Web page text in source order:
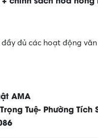
đủ các hoạt động
AMA
Tuệ- Phường Tích